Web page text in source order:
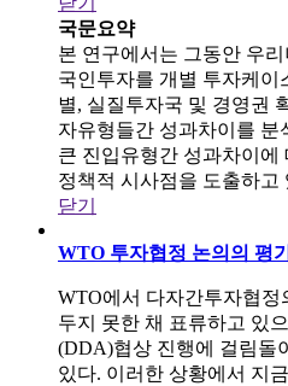
국문요약
본 연구에서는 그동안 우
국인투자를 개별 투자케이
별, 실질투자국 및 경영권
자유형들간 성과차이를
큰 진입유형간 성과차이에
정책적 시사점을 도출하고
닫기
WTO 투자협정 논의의 평
WTO에서 다자간투자협정
두지 못한 채 표류하고 있
(DDA)협상 진행에 걸림돌
있다. 이러한 상황에서 지